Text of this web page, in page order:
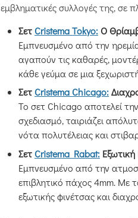
εμβληματικές συλλογές της, σε
Σετ Cristema Tokyo: Ο
Εμπνευσμένο από την
αγαπούν τις καθαρές,
κάθε γεύμα σε μια
Σετ Cristema Chicago:
Το σετ Chicago αποτελεί
σχεδιασμό, ταιριάζει
νότα πολυτέλειας και
Σετ Cristema Rabat:
Εμπνευσμένο από την
επιβλητικό πάχος 4mm. Με
εξωτικής φινέτσας και